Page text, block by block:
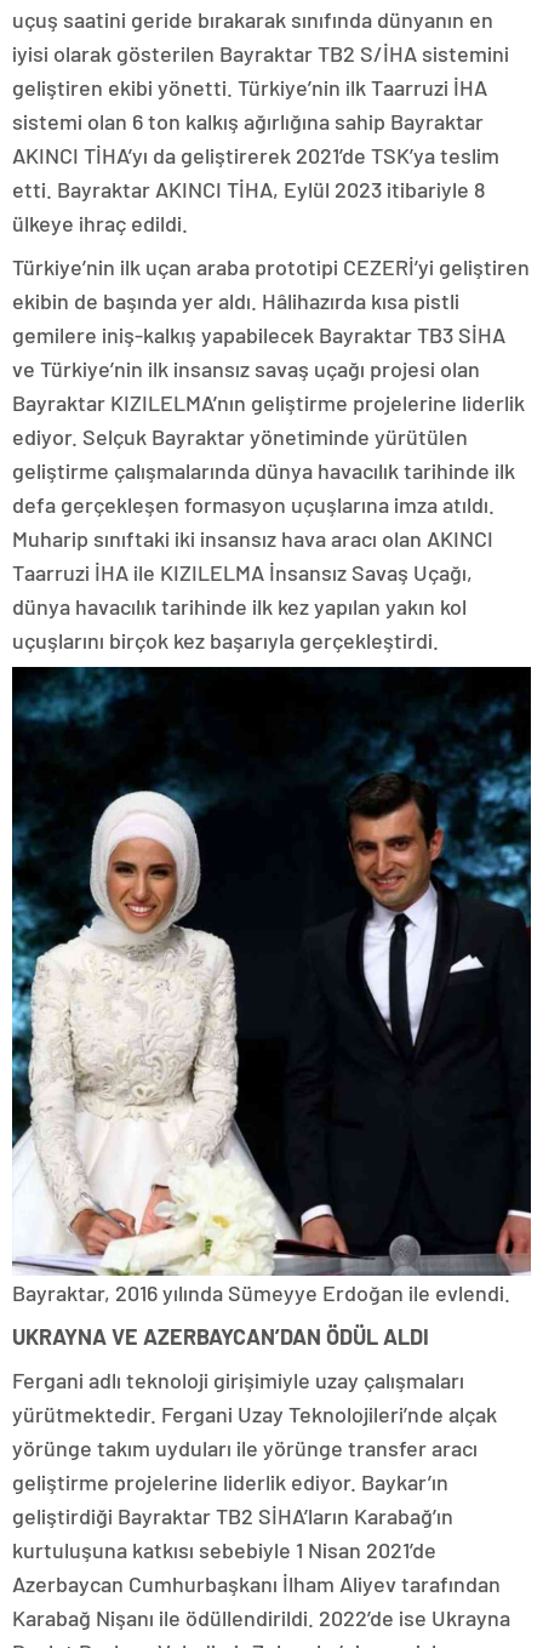
uçuş saatini geride bırakarak sınıfında dünyanın en
iyisi olarak gösterilen Bayraktar TB2 S/İHA sistemini
geliştiren ekibi yönetti. Türkiye’nin ilk Taarruzi İHA
sistemi olan 6 ton kalkış ağırlığına sahip Bayraktar
AKINCI TİHA’yı da geliştirerek 2021’de TSK’ya teslim
etti. Bayraktar AKINCI TİHA, Eylül 2023 itibariyle 8
ülkeye ihraç edildi.
Türkiye’nin ilk uçan araba prototipi CEZERİ’yi geliştiren
ekibin de başında yer aldı. Hâlihazırda kısa pistli
gemilere iniş-kalkış yapabilecek Bayraktar TB3 SİHA
ve Türkiye’nin ilk insansız savaş uçağı projesi olan
Bayraktar KIZILELMA’nın geliştirme projelerine liderlik
ediyor. Selçuk Bayraktar yönetiminde yürütülen
geliştirme çalışmalarında dünya havacılık tarihinde ilk
defa gerçekleşen formasyon uçuşlarına imza atıldı.
Muharip sınıftaki iki insansız hava aracı olan AKINCI
Taarruzi İHA ile KIZILELMA İnsansız Savaş Uçağı,
dünya havacılık tarihinde ilk kez yapılan yakın kol
uçuşlarını birçok kez başarıyla gerçekleştirdi.
Bayraktar, 2016 yılında Sümeyye Erdoğan ile evlendi.
UKRAYNA VE AZERBAYCAN’DAN ÖDÜL ALDI
Fergani adlı teknoloji girişimiyle uzay çalışmaları
yürütmektedir. Fergani Uzay Teknolojileri’nde alçak
yörünge takım uyduları ile yörünge transfer aracı
geliştirme projelerine liderlik ediyor. Baykar’ın
geliştirdiği Bayraktar TB2 SİHA’ların Karabağ’ın
kurtuluşuna katkısı sebebiyle 1 Nisan 2021’de
Azerbaycan Cumhurbaşkanı İlham Aliyev tarafından
Karabağ Nişanı ile ödüllendirildi. 2022’de ise Ukrayna